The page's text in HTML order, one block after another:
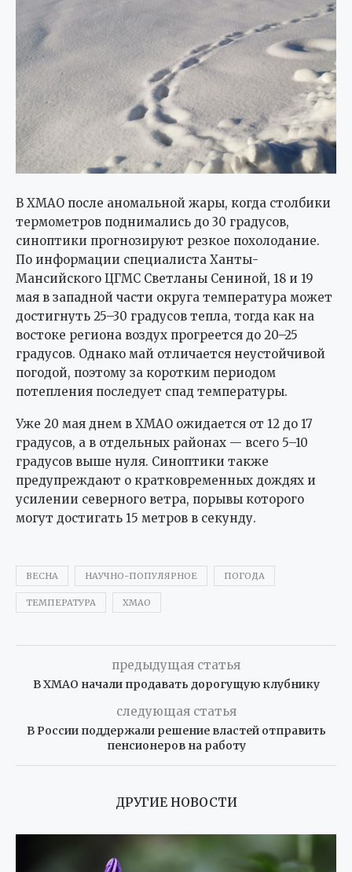
В ХМАО после аномальной жары, когда столбики
термометров поднимались до 30 градусов,
синоптики прогнозируют резкое похолодание.
По информации специалиста Ханты-
Мансийского ЦГМС Светланы Сениной, 18 и 19
мая в западной части округа температура может
достигнуть 25–30 градусов тепла, тогда как на
востоке региона воздух прогреется до 20–25
градусов. Однако май отличается неустойчивой
погодой, поэтому за коротким периодом
потепления последует спад температуры.
Уже 20 мая днем в ХМАО ожидается от 12 до 17
градусов, а в отдельных районах — всего 5–10
градусов выше нуля. Синоптики также
предупреждают о кратковременных дождях и
усилении северного ветра, порывы которого
могут достигать 15 метров в секунду.
ВЕСНА НАУЧНО-ПОПУЛЯРНОЕ ПОГОДА
ТЕМПЕРАТУРА ХМАО
предыдущая статья
В ХМАО начали продавать дорогущую клубнику
следующая статья
В России поддержали решение властей отправить
пенсионеров на работу
ДРУГИЕ НОВОСТИ